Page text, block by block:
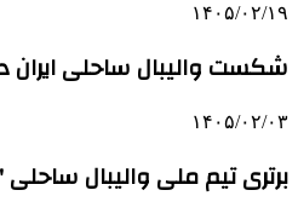
۱۴۰۵/۰۲/۱۹
شکست والیبال ساحلی ایران
۱۴۰۵/۰۲/۰۳
برتری تیم ملی والیبال